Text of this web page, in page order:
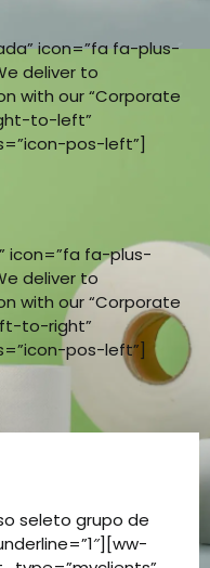
icon=”fa fa-plus-
deliver to
with our “Corporate
to-left”
pos-left”]
icon=”fa fa-plus-
deliver to
with our “Corporate
to-right”
pos-left”]
seleto grupo de